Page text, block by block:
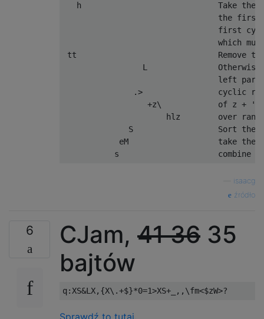
h                             Take the
the
first
which
tt                              Remove the
L
left
.>                cyclic
+z\            of z + '
hlz        over
S                  Sort the
eM                   take
isaacg
źródło
6 CJam, 4136 35
bajtów
Sprawdź to tutaj.